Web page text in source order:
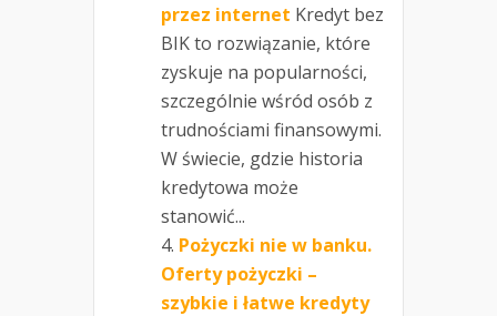
przez internet Kredyt bez
BIK to rozwiązanie, które
zyskuje na popularności,
szczególnie wśród osób z
trudnościami finansowymi.
W świecie, gdzie historia
kredytowa może
stanowić...
Pożyczki nie w banku.
Oferty pożyczki –
szybkie i łatwe kredyty